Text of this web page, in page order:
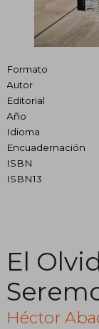
Formato
Autor
Editorial
Año
Idioma
Encuadernación
ISBN
ISBN13
El
Héctor